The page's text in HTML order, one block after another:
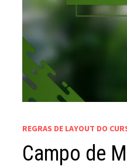
REGRAS DE LAYOUT DO
Campo de